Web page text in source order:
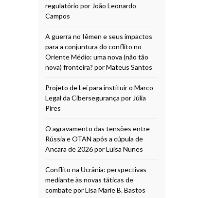
regulatório por João Leonardo
Campos
A guerra no Iêmen e seus impactos
para a conjuntura do conflito no
Oriente Médio: uma nova (não tão
nova) fronteira? por Mateus Santos
Projeto de Lei para instituir o Marco
Legal da Cibersegurança por Júlia
Pires
O agravamento das tensões entre
Rússia e OTAN após a cúpula de
Ancara de 2026 por Luísa Nunes
Conflito na Ucrânia: perspectivas
mediante às novas táticas de
combate por Lisa Marie B. Bastos